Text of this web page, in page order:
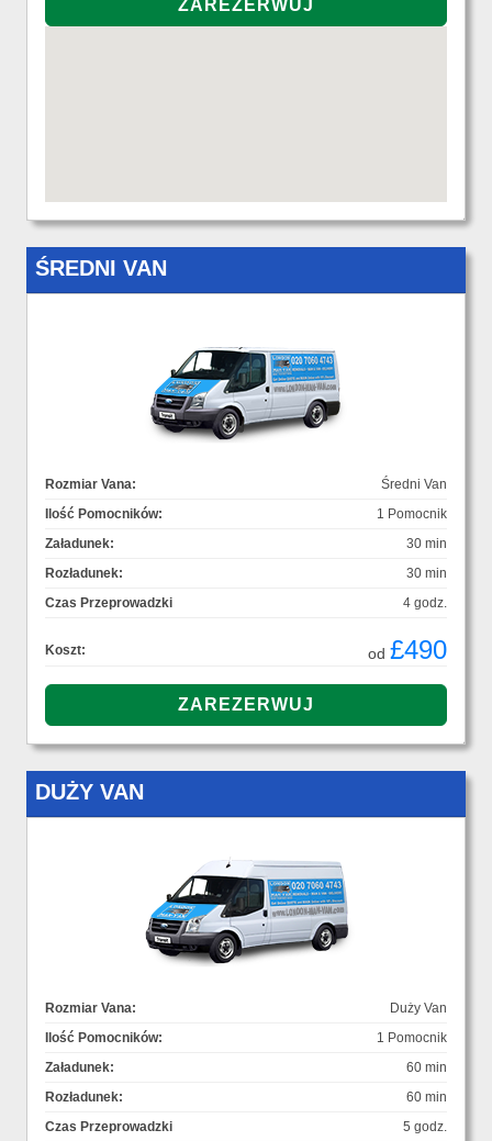
ŚREDNI VAN
Rozmiar Vana:
Średni Van
Ilość Pomocników:
1 Pomocnik
Załadunek:
30 min
Rozładunek:
30 min
Czas Przeprowadzki
4 godz.
Koszt: od £490
DUŻY VAN
Rozmiar Vana:
Duży Van
Ilość Pomocników:
1 Pomocnik
Załadunek:
60 min
Rozładunek:
60 min
Czas Przeprowadzki
5 godz.